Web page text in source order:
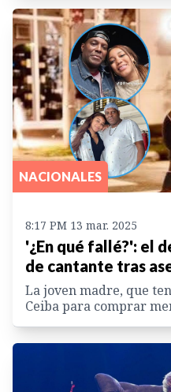
NACIONALES
8:17 PM 13 mar. 2025
'¿En qué fallé?': el
de cantante tras
La joven madre, que
Ceiba para comprar